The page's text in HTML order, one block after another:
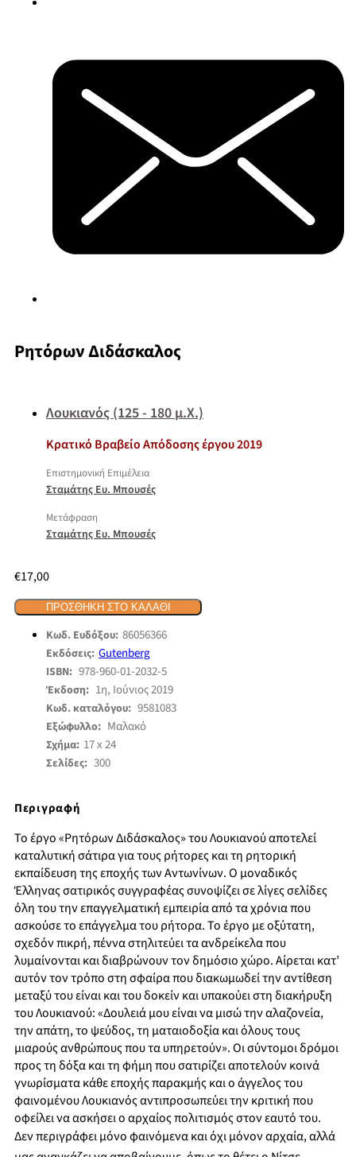
Ρητόρων Διδάσκαλος
Λουκιανός (125 - 180 μ.Χ.)
Κρατικό Βραβείο Απόδοσης έργου 2019
Επιστημονική Επιμέλεια
Σταμάτης Ευ. Μπουσές
Μετάφραση
Σταμάτης Ευ. Μπουσές
€17,00
ΠΡΟΣΘΉΚΗ ΣΤΟ ΚΑΛΆΘΙ
Κωδ. Ευδόξου: 86056366
Εκδόσεις: Gutenberg
ISBN: 978-960-01-2032-5
Έκδοση: 1η, Ιούνιος 2019
Κωδ. καταλόγου: 9581083
Εξώφυλλο: Μαλακό
Σχήμα: 17 x 24
Σελίδες: 300
Περιγραφή
Το έργο «Ρητόρων Διδάσκαλος» του Λουκιανού αποτελεί
καταλυτική σάτιρα για τους ρήτορες και τη ρητορική
εκπαίδευση της εποχής των Αντωνίνων. Ο μοναδικός
Έλληνας σατιρικός συγγραφέας συνοψίζει σε λίγες σελίδες
όλη του την επαγγελματική εμπειρία από τα χρόνια που
ασκούσε το επάγγελμα του ρήτορα. Το έργο με οξύτατη,
σχεδόν πικρή, πέννα στηλιτεύει τα ανδρείκελα που
λυμαίνονται και διαβρώνουν τον δημόσιο χώρο. Αίρεται κατ’
αυτόν τον τρόπο στη σφαίρα που διακωμωδεί την αντίθεση
μεταξύ του είναι και του δοκείν και υπακούει στη διακήρυξη
του Λουκιανού: «Δουλειά μου είναι να μισώ την αλαζονεία,
την απάτη, το ψεύδος, τη ματαιοδοξία και όλους τους
μιαρούς ανθρώπους που τα υπηρετούν». Οι σύντομοι δρόμοι
προς τη δόξα και τη φήμη που σατιρίζει αποτελούν κοινά
γνωρίσματα κάθε εποχής παρακμής και ο άγγελος του
φαινομένου Λουκιανός αντιπροσωπεύει την κριτική που
οφείλει να ασκήσει ο αρχαίος πολιτισμός στον εαυτό του.
Δεν περιγράφει μόνο φαινόμενα και όχι μόνον αρχαία, αλλά